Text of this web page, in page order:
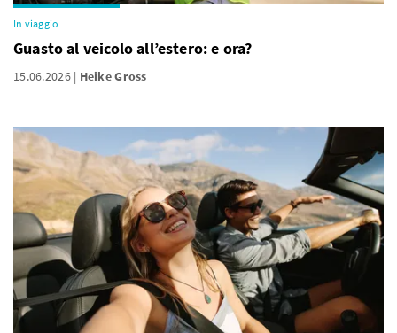
In viaggio
Guasto al veicolo all’estero: e ora?
15.06.2026 Heike Gross